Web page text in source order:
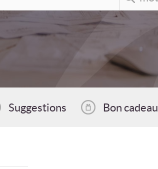
Suggestions Bon cadeau